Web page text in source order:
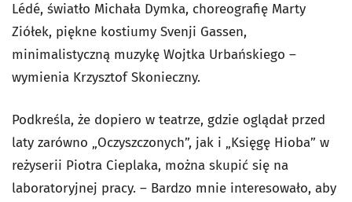
Lédé, światło Michała Dymka, choreografię Marty
Ziółek, piękne kostiumy Svenji Gassen,
minimalistyczną muzykę Wojtka Urbańskiego –
wymienia Krzysztof Skonieczny.
Podkreśla, że dopiero w teatrze, gdzie oglądał przed
laty zarówno „Oczyszczonych”, jak i „Księgę Hioba” w
reżyserii Piotra Cieplaka, można skupić się na
laboratoryjnej pracy. – Bardzo mnie interesowało, aby